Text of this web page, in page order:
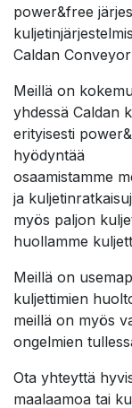
power&free
Caldan
Meillä on
yhdessä Caldan
erityisesti
hyödyntää
osaamistamme
ja
myös paljon
huollamme
Meillä on
kuljettimien
meillä on myös
ongelmien
Ota yhteyttä
maalaamoa tai